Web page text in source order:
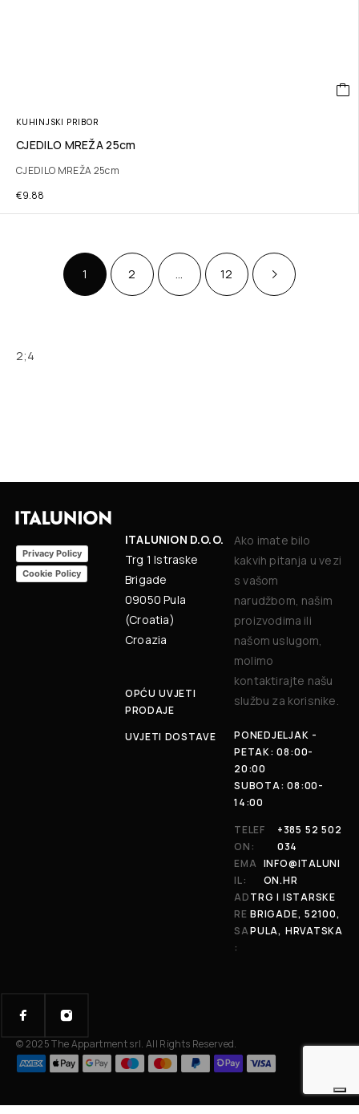
KUHINJSKI PRIBOR
CJEDILO MREŽA 25cm
CJEDILO MREŽA 25cm
€9.88
1 2 12
2;4
Privacy Policy
Cookie Policy
ITALUNION D.O.O.
Trg 1 Istraske
Brigade
09050 Pula
(Croatia)
Croazia
OPĆU UVJETI
PRODAJE
UVJETI DOSTAVE
Ako imate bilo
kakvih pitanja u vezi
s vašom
narudžbom, našim
proizvodima ili
našom uslugom,
molimo
kontaktirajte našu
službu za korisnike.
PONEDJELJAK -
PETAK: 08:00-
20:00
SUBOTA: 08:00-
14:00
TELEF
ON:
+385 52 502
034
EMA
IL:
INFO@ITALUNI
ON.HR
AD
RE
SA
:
TRG I ISTARSKE
BRIGADE, 52100,
PULA, HRVATSKA
© 2025 The Appartment srl. All Rights Reserved.